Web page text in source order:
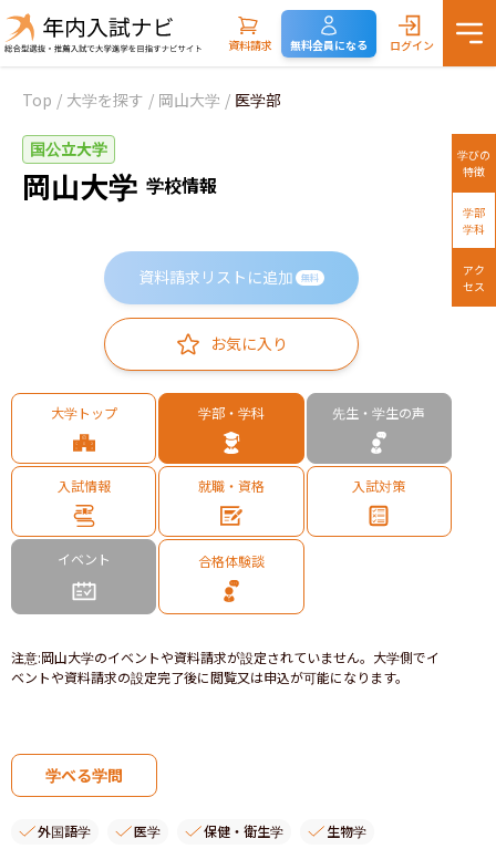
資料請求 無料会員になる ログイン
Top / 大学を探す / 岡山大学 / 医学部
国公立大学
岡山大学 学校情報
資料請求リストに追加 無料
お気に入り
大学トップ 学部・学科 先生・学生の声
入試情報 就職・資格 入試対策
イベント 合格体験談
注意:岡山大学のイベントや資料請求が設定されていません。大学側でイ
ベントや資料請求の設定完了後に閲覧又は申込が可能になります。
学べる学問
外国語学 医学 保健・衛生学
生物学
学びの
特徴
学部
学科
アク
セス